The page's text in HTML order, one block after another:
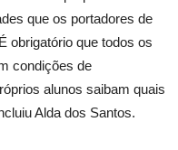
que os portadores de
obrigatório que todos os
condições de
alunos saibam quais
Alda dos Santos.